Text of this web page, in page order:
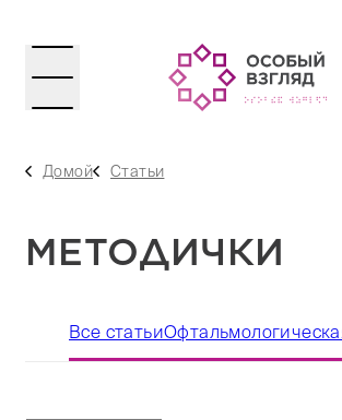
Домой Статьи
МЕТОДИЧКИ
Все статьи